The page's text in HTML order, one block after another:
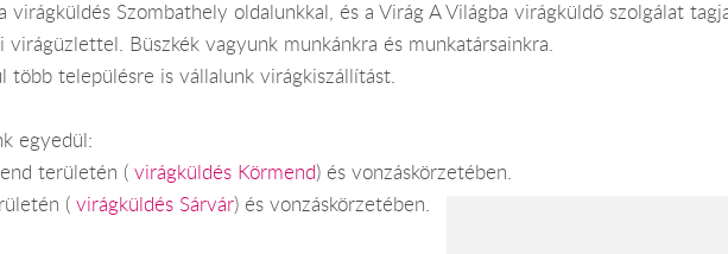
Szombathely oldalunkkal, és a Virág A Világba virágküldő szolgálat
virágüzlettel. Büszkék vagyunk munkánkra és munkatársainkra.
több településre is vállalunk virágkiszállítást.
egyedül:
területén ( virágküldés Körmend) és vonzáskörzetében.
( virágküldés Sárvár) és vonzáskörzetében.